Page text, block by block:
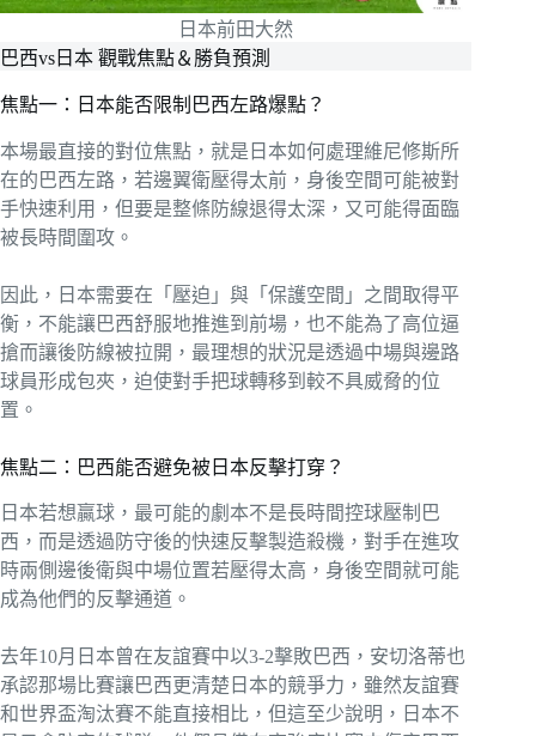
日本前田大然
巴西vs日本 觀戰焦點＆勝負預測
焦點一：日本能否限制巴西左路爆點？
本場最直接的對位焦點，就是日本如何處理維尼修斯所
在的巴西左路，若邊翼衛壓得太前，身後空間可能被對
手快速利用，但要是整條防線退得太深，又可能得面臨
被長時間圍攻。
因此，日本需要在「壓迫」與「保護空間」之間取得平
衡，不能讓巴西舒服地推進到前場，也不能為了高位逼
搶而讓後防線被拉開，最理想的狀況是透過中場與邊路
球員形成包夾，迫使對手把球轉移到較不具威脅的位
置。
焦點二：巴西能否避免被日本反擊打穿？
日本若想贏球，最可能的劇本不是長時間控球壓制巴
西，而是透過防守後的快速反擊製造殺機，對手在進攻
時兩側邊後衛與中場位置若壓得太高，身後空間就可能
成為他們的反擊通道。
去年10月日本曾在友誼賽中以3-2擊敗巴西，安切洛蒂也
承認那場比賽讓巴西更清楚日本的競爭力，雖然友誼賽
和世界盃淘汰賽不能直接相比，但這至少說明，日本不